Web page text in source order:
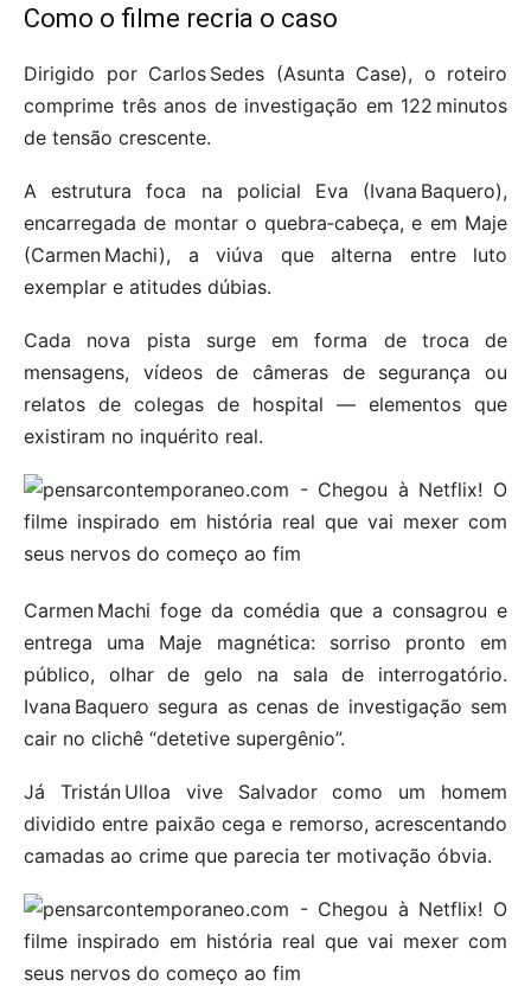
Como o filme recria o caso
Dirigido por Carlos Sedes (Asunta Case), o roteiro
comprime três anos de investigação em 122 minutos
de tensão crescente.
A estrutura foca na policial Eva (Ivana Baquero),
encarregada de montar o quebra‑cabeça, e em Maje
(Carmen Machi), a viúva que alterna entre luto
exemplar e atitudes dúbias.
Cada nova pista surge em forma de troca de
mensagens, vídeos de câmeras de segurança ou
relatos de colegas de hospital — elementos que
existiram no inquérito real.
Carmen Machi foge da comédia que a consagrou e
entrega uma Maje magnética: sorriso pronto em
público, olhar de gelo na sala de interrogatório.
Ivana Baquero segura as cenas de investigação sem
cair no clichê “detetive supergênio”.
Já Tristán Ulloa vive Salvador como um homem
dividido entre paixão cega e remorso, acrescentando
camadas ao crime que parecia ter motivação óbvia.